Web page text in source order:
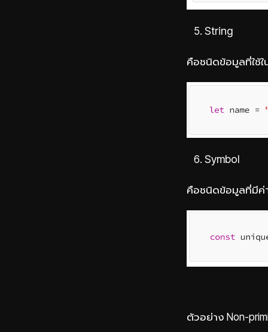
String
คือชนิดข้อมูลที่ใช้
Symbol
คือชนิดข้อมูลที่มีค่า
ตัวอย่าง Non-